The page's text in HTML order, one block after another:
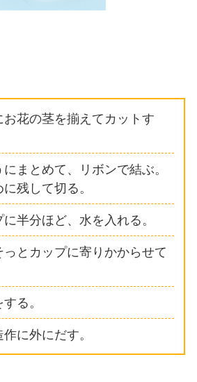
花の茎を揃えてカットす
まとめて、リボンで結ぶ。
残して切る。
半分ほど、水を入れる。
っとカップに寄りかからせて
る。
に外にだす。